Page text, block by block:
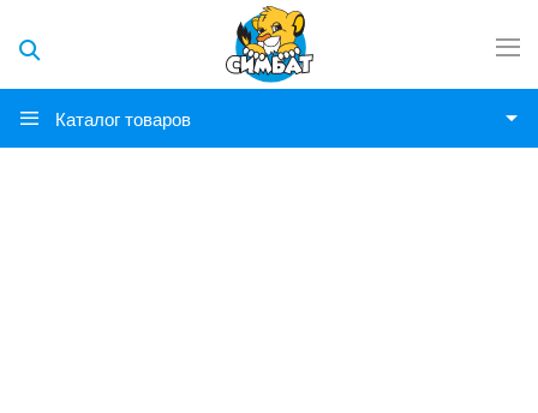
Каталог товаров